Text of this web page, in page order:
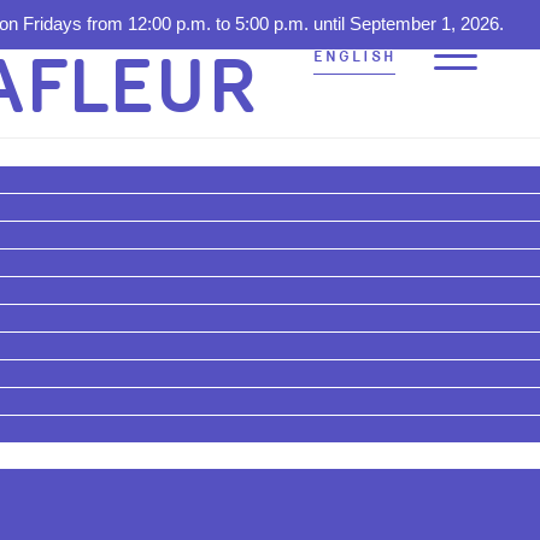
Fridays from 12:00 p.m. to 5:00 p.m. until September 1, 2026.
ENGLISH
DU RÉSEAU
LES LOCATAIRES
DE RETOUR CET
DE
DE JURIPOP
SUR LE PL73